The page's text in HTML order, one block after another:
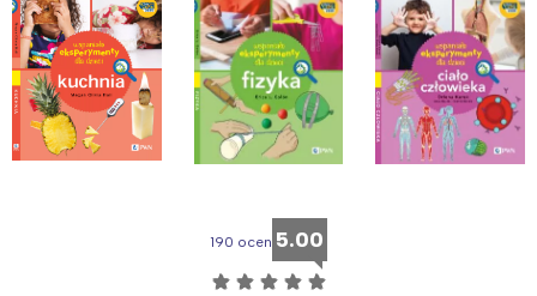
190 ocen 5.00
☆ ☆ ☆ ☆ ☆